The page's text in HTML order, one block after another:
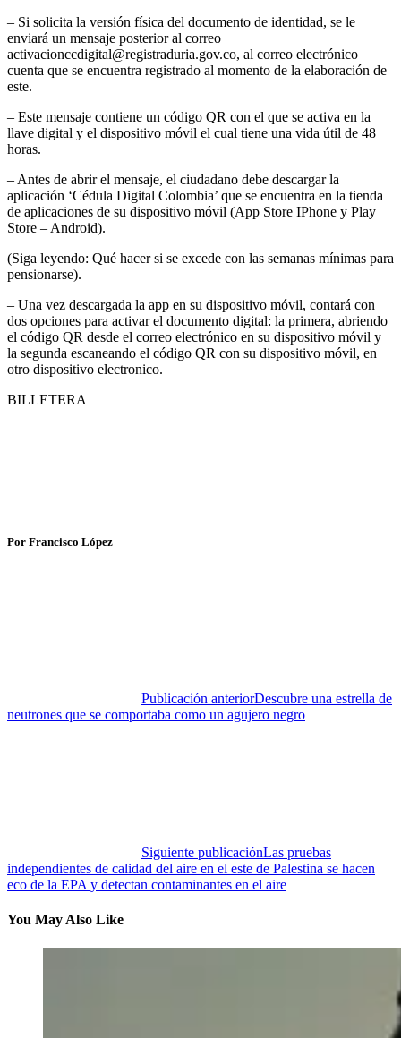
– Si solicita la versión física del documento de identidad, se le
enviará un mensaje posterior al correo
activacionccdigital@registraduria.gov.co, al correo electrónico
cuenta que se encuentra registrado al momento de la elaboración de
este.
– Este mensaje contiene un código QR con el que se activa en la
llave digital y el dispositivo móvil el cual tiene una vida útil de 48
horas.
– Antes de abrir el mensaje, el ciudadano debe descargar la
aplicación ‘Cédula Digital Colombia’ que se encuentra en la tienda
de aplicaciones de su dispositivo móvil (App Store IPhone y Play
Store – Android).
(Siga leyendo: Qué hacer si se excede con las semanas mínimas para
pensionarse).
– Una vez descargada la app en su dispositivo móvil, contará con
dos opciones para activar el documento digital: la primera, abriendo
el código QR desde el correo electrónico en su dispositivo móvil y
la segunda escaneando el código QR con su dispositivo móvil, en
otro dispositivo electronico.
BILLETERA
Por Francisco López
Publicación anteriorDescubre una estrella de
neutrones que se comportaba como un agujero negro
Siguiente publicaciónLas pruebas
independientes de calidad del aire en el este de Palestina se hacen
eco de la EPA y detectan contaminantes en el aire
You May Also Like